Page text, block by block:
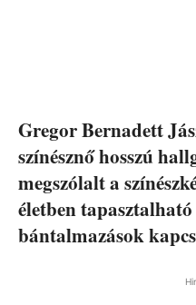
Gregor Bernadett
színésznő hosszú
megszólalt a
életben
bántalmazások